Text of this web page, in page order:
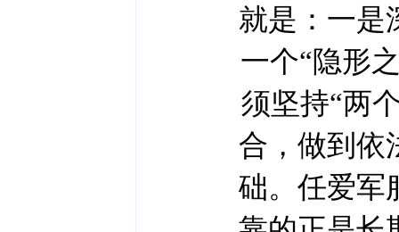
就是：一是
一个“隐形
须坚持“两
合，做到依
础。任爱军